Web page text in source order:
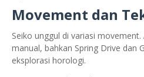
Movement dan
Seiko unggul di variasi
manual, bahkan Spring Drive dan
eksplorasi horologi.